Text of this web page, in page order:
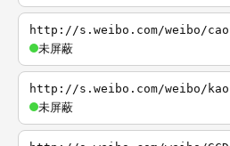
http://s.weibo.com/weibo/cao
未屏蔽
http://s.weibo.com/weibo/kao
未屏蔽